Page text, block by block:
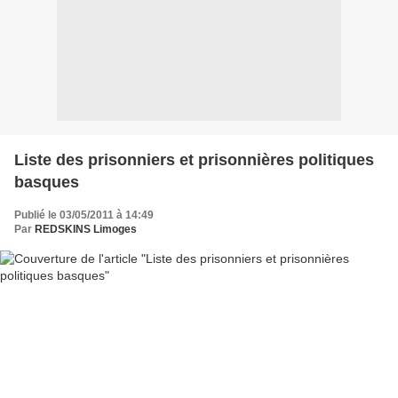
Liste des prisonniers et prisonnières politiques
basques
Publié le 03/05/2011 à 14:49
Par REDSKINS Limoges